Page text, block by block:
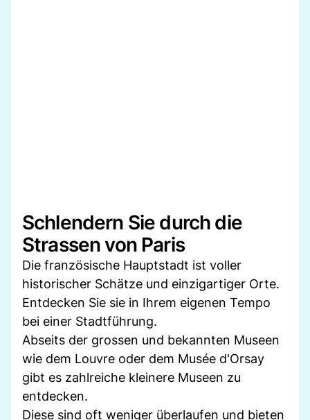
Schlendern Sie durch die
Strassen von Paris
Die französische Hauptstadt ist voller
historischer Schätze und einzigartiger Orte.
Entdecken Sie sie in Ihrem eigenen Tempo
bei einer Stadtführung.
Abseits der grossen und bekannten Museen
wie dem Louvre oder dem Musée d'Orsay
gibt es zahlreiche kleinere Museen zu
entdecken.
Diese sind oft weniger überlaufen und bieten